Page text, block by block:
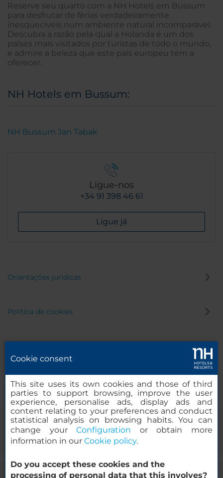
Reserve seu quarto com a NH Hotels em Bussum
para desfrutar de férias verdadeiramente
inesquecíveis num ambiente natural incomparável.
Descubra a razão pela qual a Holanda é um dos
países mais visitados por turistas de todo o mundo,
e admire a beleza que este país europeu tem a
oferecer.
NH Hotels em Bussum:
NH Bussum Jan Tabak
Ligue-nos
+34 91 398 46 61
Ligue já
Orientações jurídicas
Política de cookies
Canal de denúncia
Cookie consent
This site uses its own cookies and those of third
parties to support browsing, improve the user
experience, personalise ads, display ads and
content relating to your preferences and conduct
statistical analysis on browsing habits. You can
change yourConfiguration or obtain more
information in our Cookie policy.
Do you accept these cookies and the
processing of personal data that this involves?